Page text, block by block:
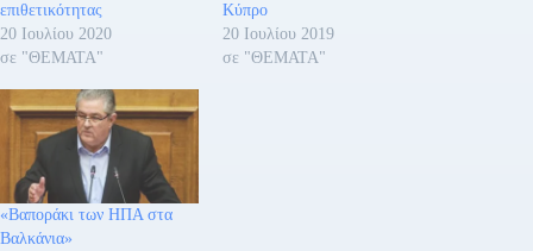
επιθετικότητας
20 Ιουλίου 2020
σε "ΘΕΜΑΤΑ"
Κύπρο
20 Ιουλίου 2019
σε "ΘΕΜΑΤΑ"
«Βαποράκι των ΗΠΑ στα
Βαλκάνια»